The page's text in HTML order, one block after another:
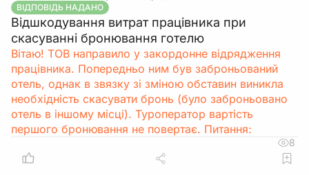
ВІДПОВІДЬ НАДАНО
Відшкодування витрат працівника при
скасуванні бронювання готелю
Вітаю! ТОВ направило у закордонне відрядження
працівника. Попередньо ним був заброньований
отель, однак в звязку зі зміною обставин виникла
необхідність скасувати бронь (було заброньовано
отель в іншому місці). Туроператор вартість
першого бронювання не повертає. Питання:
8